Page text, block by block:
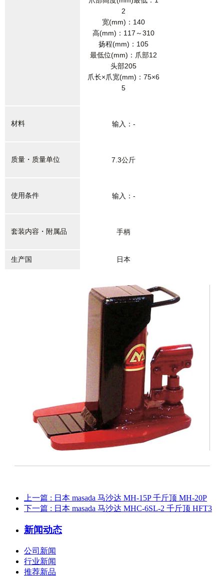
2
宽(mm)：140
高(mm)：117～310
扬程(mm)：105
最低位(mm)：爪部12
头部205
爪长×爪宽(mm)：75×6
5
材料 输入：-
质量・质量单位 7.3公斤
使用条件 输入：-
套装内容・附属品 手柄
生产国 日本
上一篇 : 日本 masada 马沙达 MH-15P 千斤顶 MH-20P
下一篇 : 日本 masada 马沙达 MHC-6SL-2 千斤顶 HFT3
新闻动态
公司新闻
行业新闻
推荐新品